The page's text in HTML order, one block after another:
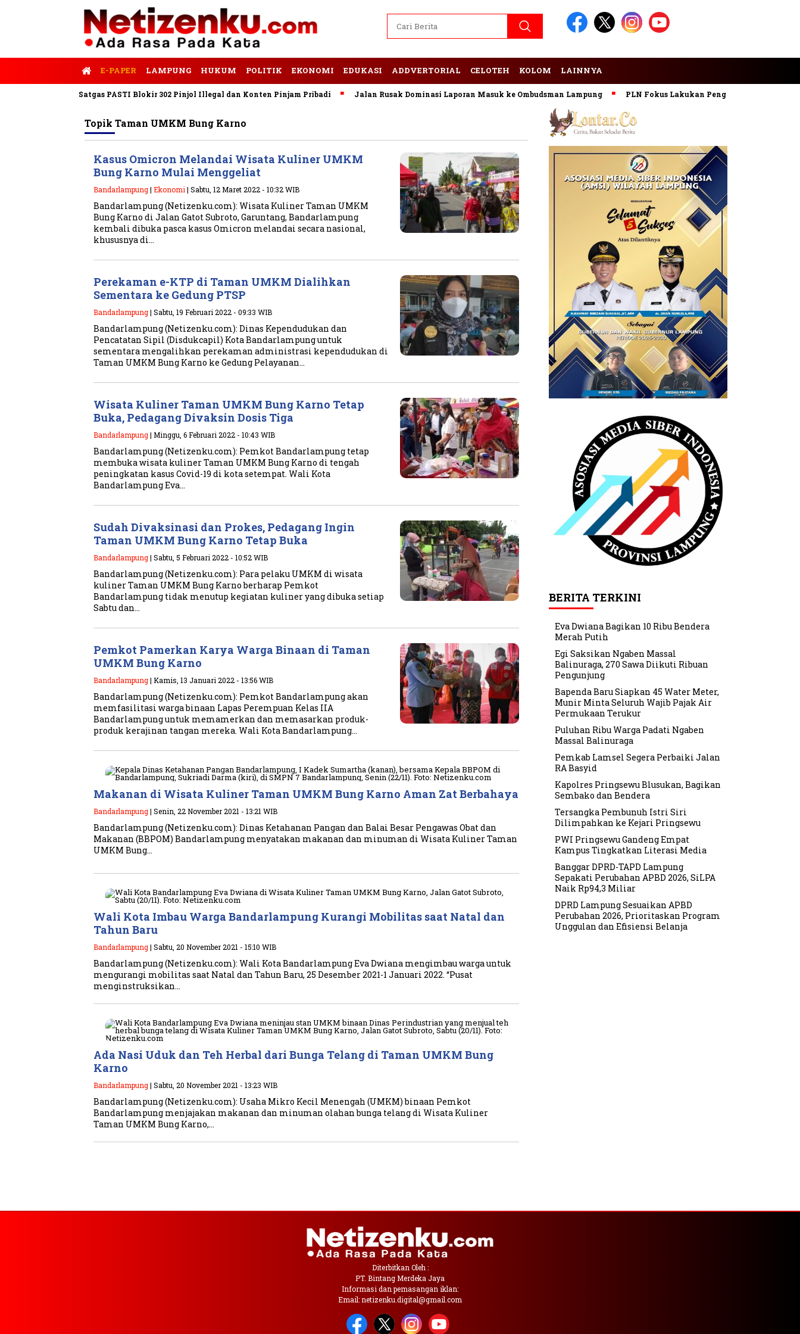
E-PAPER LAMPUNG HUKUM POLITIK EKONOMI EDUKASI ADDVERTORIAL CELOTEH KOLOM LAINNYA
Satgas PASTI Blokir 302 Pinjol Illegal dan Konten Pinjam Pribadi Jalan Rusak Dominasi Laporan Masuk ke Ombudsman Lampung PLN Fokus Lakukan Pengembangan Pembangkit
Topik Taman UMKM Bung Karno
Kasus Omicron Melandai Wisata Kuliner UMKM
Bung Karno Mulai Menggeliat
Bandarlampung| Ekonomi | Sabtu, 12 Maret 2022 - 10:32 WIB
Bandarlampung (Netizenku.com): Wisata Kuliner Taman UMKM
Bung Karno di Jalan Gatot Subroto, Garuntang, Bandarlampung
kembali dibuka pasca kasus Omicron melandai secara nasional,
khususnya di…
Perekaman e-KTP di Taman UMKM Dialihkan
Sementara ke Gedung PTSP
Bandarlampung| Sabtu, 19 Februari 2022 - 09:33 WIB
Bandarlampung (Netizenku.com): Dinas Kependudukan dan
Pencatatan Sipil (Disdukcapil) Kota Bandarlampung untuk
sementara mengalihkan perekaman administrasi kependudukan di
Taman UMKM Bung Karno ke Gedung Pelayanan…
Wisata Kuliner Taman UMKM Bung Karno Tetap
Buka, Pedagang Divaksin Dosis Tiga
Bandarlampung| Minggu, 6 Februari 2022 - 10:43 WIB
Bandarlampung (Netizenku.com): Pemkot Bandarlampung tetap
membuka wisata kuliner Taman UMKM Bung Karno di tengah
peningkatan kasus Covid-19 di kota setempat. Wali Kota
Bandarlampung Eva…
Sudah Divaksinasi dan Prokes, Pedagang Ingin
Taman UMKM Bung Karno Tetap Buka
Bandarlampung| Sabtu, 5 Februari 2022 - 10:52 WIB
Bandarlampung (Netizenku.com): Para pelaku UMKM di wisata
kuliner Taman UMKM Bung Karno berharap Pemkot
Bandarlampung tidak menutup kegiatan kuliner yang dibuka setiap
Sabtu dan…
Pemkot Pamerkan Karya Warga Binaan di Taman
UMKM Bung Karno
Bandarlampung| Kamis, 13 Januari 2022 - 13:56 WIB
Bandarlampung (Netizenku.com): Pemkot Bandarlampung akan
memfasilitasi warga binaan Lapas Perempuan Kelas IIA
Bandarlampung untuk memamerkan dan memasarkan produk-
produk kerajinan tangan mereka. Wali Kota Bandarlampung…
Makanan di Wisata Kuliner Taman UMKM Bung Karno Aman Zat Berbahaya
Bandarlampung| Senin, 22 November 2021 - 13:21 WIB
Bandarlampung (Netizenku.com): Dinas Ketahanan Pangan dan Balai Besar Pengawas Obat dan
Makanan (BBPOM) Bandarlampung menyatakan makanan dan minuman di Wisata Kuliner Taman
UMKM Bung…
Wali Kota Imbau Warga Bandarlampung Kurangi Mobilitas saat Natal dan
Tahun Baru
Bandarlampung| Sabtu, 20 November 2021 - 15:10 WIB
Bandarlampung (Netizenku.com): Wali Kota Bandarlampung Eva Dwiana mengimbau warga untuk
mengurangi mobilitas saat Natal dan Tahun Baru, 25 Desember 2021-1 Januari 2022. “Pusat
menginstruksikan…
Ada Nasi Uduk dan Teh Herbal dari Bunga Telang di Taman UMKM Bung
Karno
Bandarlampung| Sabtu, 20 November 2021 - 13:23 WIB
Bandarlampung (Netizenku.com): Usaha Mikro Kecil Menengah (UMKM) binaan Pemkot
Bandarlampung menjajakan makanan dan minuman olahan bunga telang di Wisata Kuliner
Taman UMKM Bung Karno,…
BERITA TERKINI
Eva Dwiana Bagikan 10 Ribu Bendera
Merah Putih
Egi Saksikan Ngaben Massal
Balinuraga, 270 Sawa Diikuti Ribuan
Pengunjung
Bapenda Baru Siapkan 45 Water Meter,
Munir Minta Seluruh Wajib Pajak Air
Permukaan Terukur
Puluhan Ribu Warga Padati Ngaben
Massal Balinuraga
Pemkab Lamsel Segera Perbaiki Jalan
RA Basyid
Kapolres Pringsewu Blusukan, Bagikan
Sembako dan Bendera
Tersangka Pembunuh Istri Siri
Dilimpahkan ke Kejari Pringsewu
PWI Pringsewu Gandeng Empat
Kampus Tingkatkan Literasi Media
Banggar DPRD-TAPD Lampung
Sepakati Perubahan APBD 2026, SiLPA
Naik Rp94,3 Miliar
DPRD Lampung Sesuaikan APBD
Perubahan 2026, Prioritaskan Program
Unggulan dan Efisiensi Belanja
Diterbitkan Oleh :
PT. Bintang Merdeka Jaya
Informasi dan pemasangan iklan:
Email: netizenku.digital@gmail.com